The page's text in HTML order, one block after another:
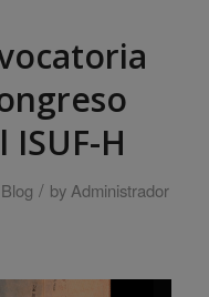
H
Blog / by Administrador